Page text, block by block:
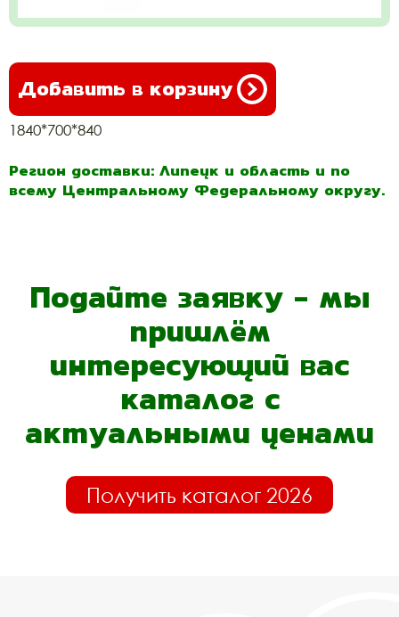
Добавить в корзину
1840*700*840
Регион доставки: Липецк и область и по
всему Центральному Федеральному округу.
Подайте заявку - мы
пришлём
интересующий вас
каталог с
актуальными ценами
Получить каталог 2026